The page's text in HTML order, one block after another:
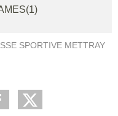
SPORTIVE METTRAY